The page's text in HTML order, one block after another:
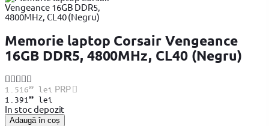
Memorie laptop Corsair Vengeance
16GB DDR5, 4800MHz, CL40 (Negru)
1.51699lei PRP
1.391 99lei
In stoc depozit
Adaugă în coș